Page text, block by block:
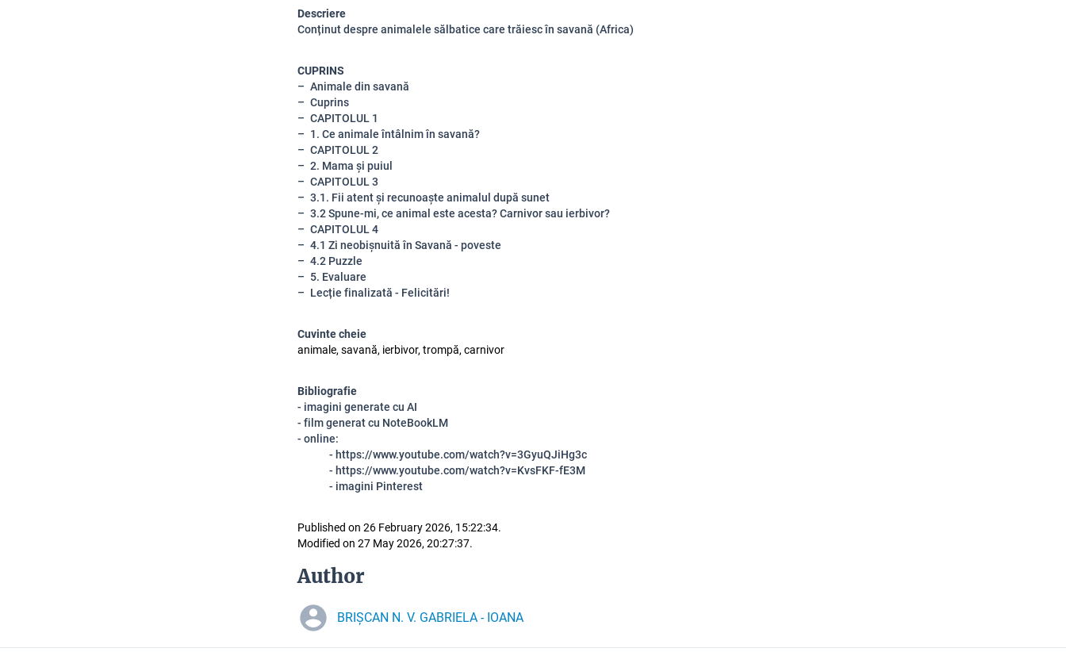
Descriere
Conținut despre animalele sălbatice care trăiesc în savană (Africa)
CUPRINS
Animale din savană
Cuprins
CAPITOLUL 1
1. Ce animale întâlnim în savană?
CAPITOLUL 2
2. Mama și puiul
CAPITOLUL 3
3.1. Fii atent și recunoaște animalul după sunet
3.2 Spune-mi, ce animal este acesta? Carnivor sau ierbivor?
CAPITOLUL 4
4.1 Zi neobișnuită în Savană - poveste
4.2 Puzzle
5. Evaluare
Lecție finalizată - Felicitări!
Cuvinte cheie
animale, savană, ierbivor, trompă, carnivor
Bibliografie
- imagini generate cu AI
- film generat cu NoteBookLM
- online:
- https://www.youtube.com/watch?v=3GyuQJiHg3c
- https://www.youtube.com/watch?v=KvsFKF-fE3M
- imagini Pinterest
Published on 26 February 2026, 15:22:34.
Modified on 27 May 2026, 20:27:37.
Author
BRIȘCAN N. V. GABRIELA - IOANA